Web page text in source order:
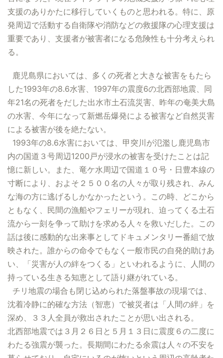
支援のありかたに移行していくものと思われる。特に、原
発周辺で活動する自衛隊や消防などの救援隊の心理支援は
重要であり、支援者が被害者になる危険性も十分考えられ
る。
鹿児島県においては、多くの死者と大きな被害をもたら
した1993年の8.6水害、1997年の震度6の北西部地震、同
年21名の死者をだした出水市土石流災害、昨年の奄美大島
の水害、今年になって新燃岳爆発による被害など自然災害
による被害が後を絶たない。
1993年の8.6水害においては、甲突川が氾濫し鹿児島市
内の国道３号周辺1200戸が浸水の被害を受けたことは記
憶に新しい。また、竜ケ水周辺で国道１０号・日豊本線の
寸断により、およそ２５００名の人々が取り残され、みん
な海の方に逃げるしかなかったという。この時、どこから
ともなく、民間の漁船やフェリーが現れ、迫ってくる土石
流から一刻を争って助けを求める人々を救いだした。この
話は後に感動的な出来事としてドキュメンタリー番組で放
映された。誰からの命令でもなく一般市民の自発的助けあ
い、「災害が人の絆をつくる」といわれるように、人間の
持っている生きる知恵として語り継がれている。
チリ地震の場合も閉じ込められた落盤事故の現場では、
沈着冷静に的確な方法（智恵）で被災者は「人間の絆」を
深め、３３人全員が救出されたことが思い出される。
北西部地震では３月２６日と５月１３日に震度６の二度に
わたる強震が襲った。長期間にわたる余震は人々の不安を